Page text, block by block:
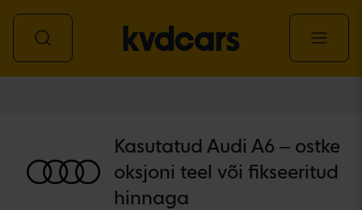
Kasutatud Audi A6 – ostke
oksjoni teel või fikseeritud
hinnaga